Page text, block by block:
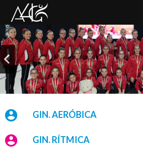
GIN. AERÓBICA
GIN. RÍTMICA